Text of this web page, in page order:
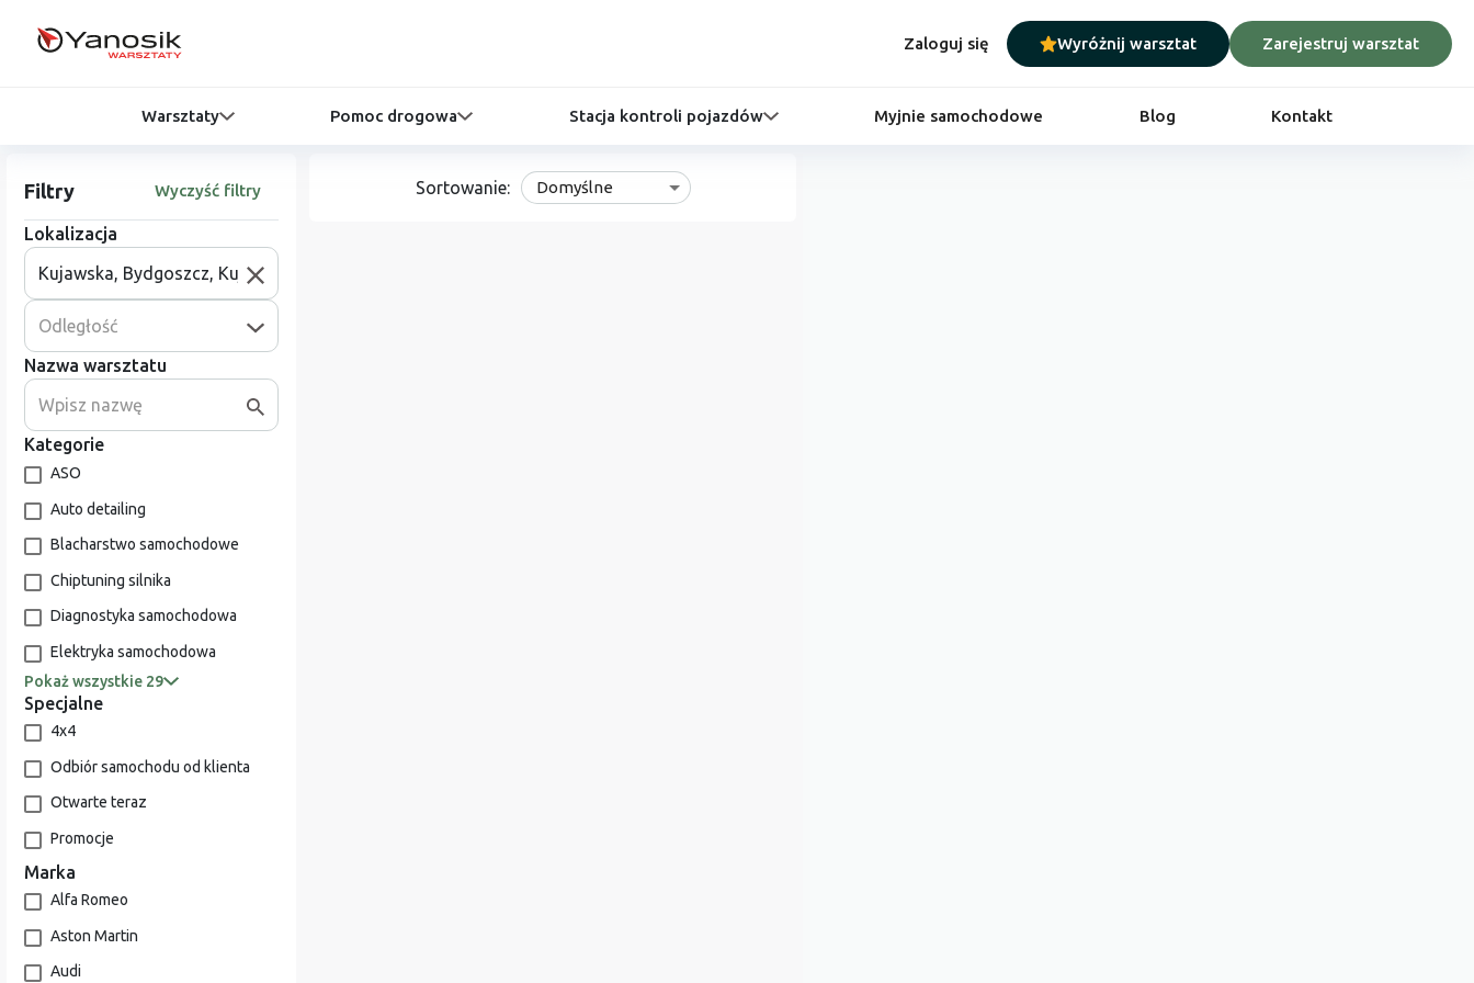
Zaloguj się Wyróżnij warsztat Zarejestruj warsztat
Warsztaty Pomoc drogowa Stacja kontroli pojazdów Myjnie samochodowe Blog Kontakt
Filtry Wyczyść filtry
Lokalizacja
Odległość
Nazwa warsztatu
Kategorie
ASO
Auto detailing
Blacharstwo samochodowe
Chiptuning silnika
Diagnostyka samochodowa
Elektryka samochodowa
Pokaż wszystkie 29
Specjalne
4x4
Odbiór samochodu od klienta
Otwarte teraz
Promocje
Marka
Alfa Romeo
Aston Martin
Audi
Sortowanie: Domyślne